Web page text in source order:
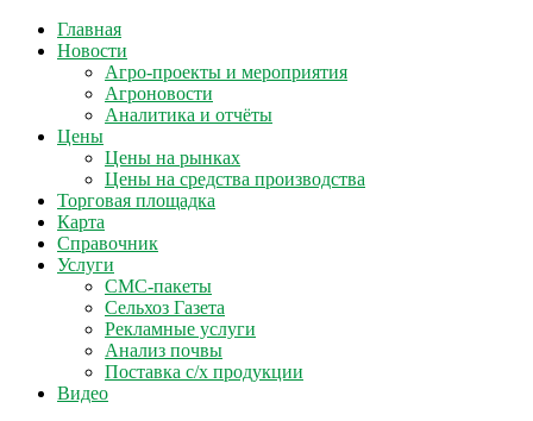
Главная
Новости
Агро-проекты и мероприятия
Агроновости
Аналитика и отчёты
Цены
Цены на рынках
Цены на средства производства
Торговая площадка
Карта
Справочник
Услуги
СМС-пакеты
Сельхоз Газета
Рекламные услуги
Анализ почвы
Поставка с/х продукции
Видео